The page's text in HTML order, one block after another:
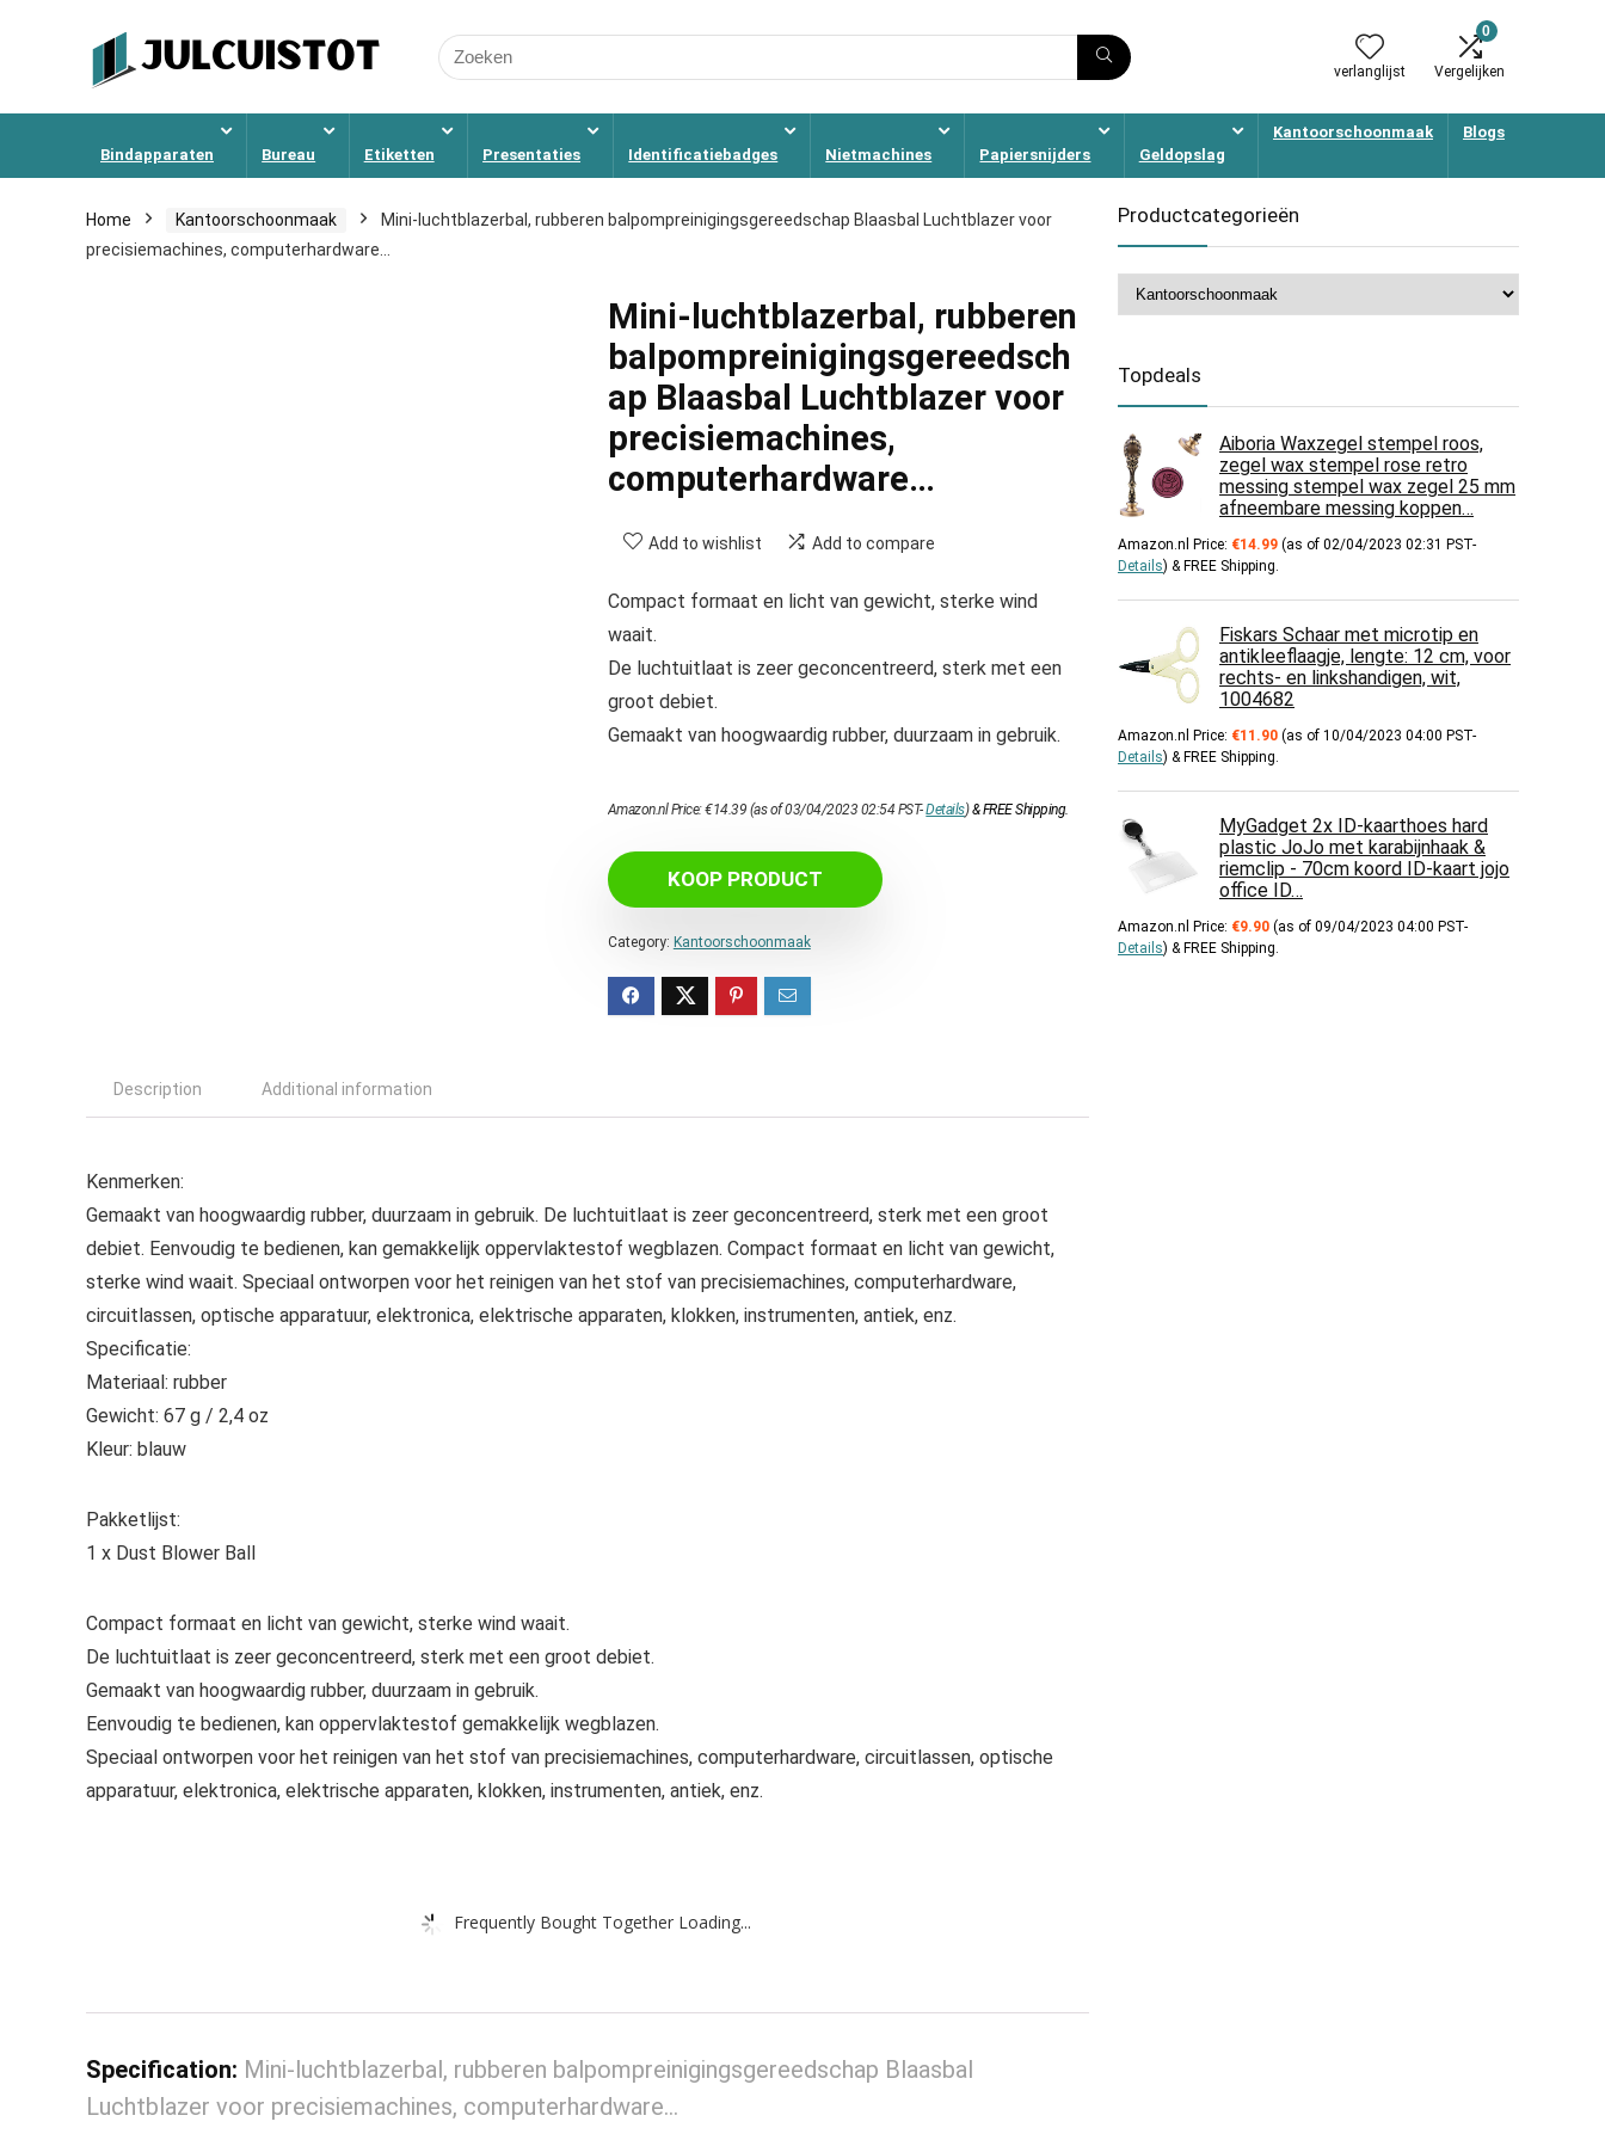
Search
for:
verlanglijst
0
Vergelijken
Bindapparaten Bureau Etiketten Presentaties Identificatiebadges Nietmachines Papiersnijders Geldopslag
Kantoorschoonmaak Blogs
Home Kantoorschoonmaak
Mini-luchtblazerbal, rubberen balpompreinigingsgereedschap Blaasbal Luchtblazer voor
precisiemachines, computerhardware…
Mini-luchtblazerbal, rubberen
balpompreinigingsgereedsch
ap Blaasbal Luchtblazer voor
precisiemachines,
computerhardware…
Add to wishlist Add to compare
Compact formaat en licht van gewicht, sterke wind
waait.
De luchtuitlaat is zeer geconcentreerd, sterk met een
groot debiet.
Gemaakt van hoogwaardig rubber, duurzaam in gebruik.
Amazon.nl Price:€14.39 (as of 03/04/2023 02:54 PST-Details)&FREE Shipping.
KOOP PRODUCT
Category: Kantoorschoonmaak
Description Additional information
Kenmerken:
Gemaakt van hoogwaardig rubber, duurzaam in gebruik. De luchtuitlaat is zeer geconcentreerd, sterk met een groot
debiet. Eenvoudig te bedienen, kan gemakkelijk oppervlaktestof wegblazen. Compact formaat en licht van gewicht,
sterke wind waait. Speciaal ontworpen voor het reinigen van het stof van precisiemachines, computerhardware,
circuitlassen, optische apparatuur, elektronica, elektrische apparaten, klokken, instrumenten, antiek, enz.
Specificatie:
Materiaal: rubber
Gewicht: 67 g / 2,4 oz
Kleur: blauw
Pakketlijst:
1 x Dust Blower Ball
Compact formaat en licht van gewicht, sterke wind waait.
De luchtuitlaat is zeer geconcentreerd, sterk met een groot debiet.
Gemaakt van hoogwaardig rubber, duurzaam in gebruik.
Eenvoudig te bedienen, kan oppervlaktestof gemakkelijk wegblazen.
Speciaal ontworpen voor het reinigen van het stof van precisiemachines, computerhardware, circuitlassen, optische
apparatuur, elektronica, elektrische apparaten, klokken, instrumenten, antiek, enz.
Frequently Bought Together Loading...
Specification: Mini-luchtblazerbal, rubberen balpompreinigingsgereedschap Blaasbal
Luchtblazer voor precisiemachines, computerhardware…
Productcategorieën
Topdeals
Aiboria Waxzegel stempel roos,
zegel wax stempel rose retro
messing stempel wax zegel 25 mm
afneembare messing koppen…
Amazon.nl Price: €14.99 (as of 02/04/2023 02:31 PST-
Details) & FREE Shipping.
Fiskars Schaar met microtip en
antikleeflaagje, lengte: 12 cm, voor
rechts- en linkshandigen, wit,
1004682
Amazon.nl Price: €11.90 (as of 10/04/2023 04:00 PST-
Details) & FREE Shipping.
MyGadget 2x ID-kaarthoes hard
plastic JoJo met karabijnhaak &
riemclip - 70cm koord ID-kaart jojo
office ID…
Amazon.nl Price: €9.90 (as of 09/04/2023 04:00 PST-
Details) & FREE Shipping.